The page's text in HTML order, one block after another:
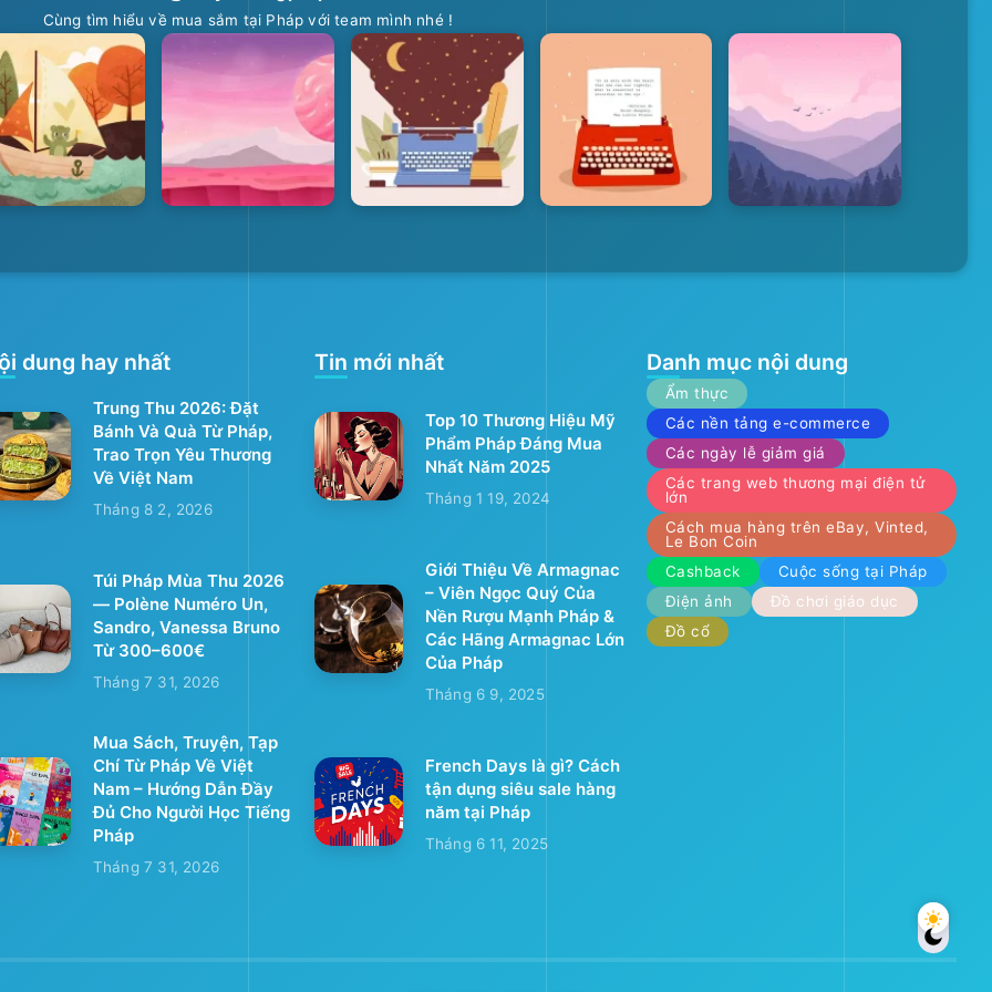
Cùng tìm hiểu về mua sắm tại Pháp với team mình nhé !
dung hay nhất
Trung Thu 2026: Đặt
Bánh Và Quà Từ Pháp,
Trao Trọn Yêu Thương
Về Việt Nam
Tháng 8 2, 2026
Túi Pháp Mùa Thu 2026
— Polène Numéro Un,
Sandro, Vanessa Bruno
Từ 300–600€
Tháng 7 31, 2026
Mua Sách, Truyện, Tạp
Chí Từ Pháp Về Việt
Nam – Hướng Dẫn Đầy
Đủ Cho Người Học Tiếng
Pháp
Tháng 7 31, 2026
Tin mới nhất
Top 10 Thương Hiệu Mỹ
Phẩm Pháp Đáng Mua
Nhất Năm 2025
Tháng 1 19, 2024
Giới Thiệu Về Armagnac
– Viên Ngọc Quý Của
Nền Rượu Mạnh Pháp &
Các Hãng Armagnac Lớn
Của Pháp
Tháng 6 9, 2025
French Days là gì? Cách
tận dụng siêu sale hàng
năm tại Pháp
Tháng 6 11, 2025
Danh mục nội dung
Ẩm thực
Các nền tảng e-commerce
Các ngày lễ giảm giá
Các trang web thương mại điện tử
lớn
Cách mua hàng trên eBay, Vinted,
Le Bon Coin
Cashback
Cuộc sống tại Pháp
Điện ảnh
Đồ chơi giáo dục
Đồ cổ